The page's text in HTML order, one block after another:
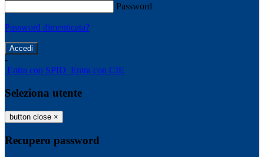
Password
Password dimenticata?
-
Entra con SPID Entra con CIE
Seleziona utente
button close ×
Recupero password